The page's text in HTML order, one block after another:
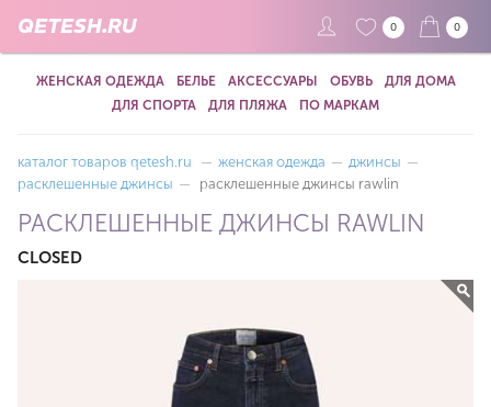
QETESH.RU 0 0
ЖЕНСКАЯ ОДЕЖДА БЕЛЬЕ АКСЕССУАРЫ ОБУВЬ
ДЛЯ ДОМА
ДЛЯ СПОРТА
ДЛЯ ПЛЯЖА ПО МАРКАМ
каталог товаров qetesh.ru — женская одежда — джинсы —
расклешенные джинсы — расклешенные джинсы rawlin
РАСКЛЕШЕННЫЕ ДЖИНСЫ RAWLIN
CLOSED